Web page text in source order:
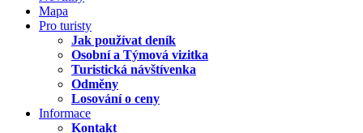
Mapa
Pro turisty
Jak používat deník
Osobní a Týmová vizitka
Turistická návštívenka
Odměny
Losování o ceny
Informace
Kontakt